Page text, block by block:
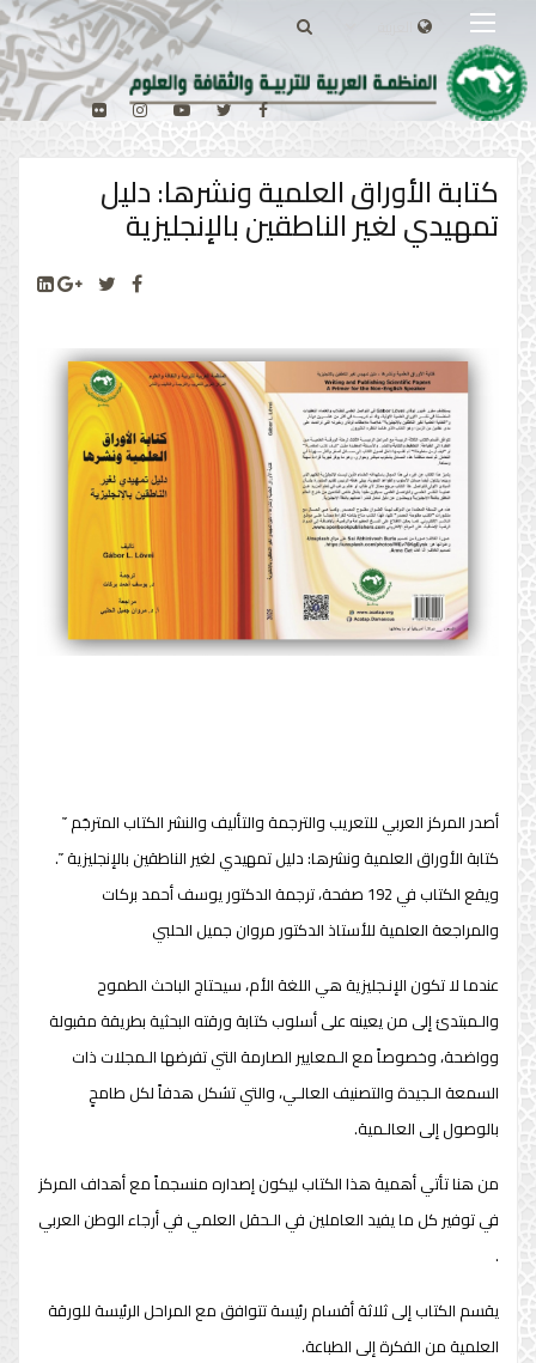
كتابة الأوراق العلمية ونشرها: دليل
تمهيدي لغير الناطقين بالإنجليزية
أصدر المركز العربي للتعريب والترجمة والتأليف والنشر الكتاب المترجَم῎
كتابة الأوراق العلمية ونشرها: دليل تمهيدي لغير الناطقين بالإنجليزية῞
.
ويقع الكتاب في 192 صفحة،
ترجمة الدكتور يوسف أحمد بركات
والمراجعة العلمية للأستاذ الدكتور مروان جميل الحلبي
عندما لا تكون الإنـجليزية هي اللغة الأم، سيحتاج الباحث الطموح
والـمبتدئ إلى من يعينه على أسلوب كتابة ورقته البحثية بطريقة مقبولة
وواضحة، وخصوصاً مع الـمعايير الصارمة التي تفرضها الـمجلات ذات
السمعة الـجيدة والتصنيف العالـي، والتي تشكل هدفاً لكل طامحٍ
بالوصول إلى العالـمية.
من هنا تأتي أهمية هذا الكتاب ليكون إصداره منسجماً مع أهداف المركز
في توفير كل ما يفيد العاملين في الـحقل العلمي في أرجاء الوطن العربي
.
يقسم الكتاب إلى ثلاثة أقسام رئيسة تتوافق مع المراحل الرئيسة للورقة
العلمية من الفكرة إلى الطباعة.